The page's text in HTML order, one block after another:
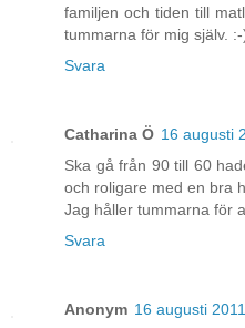
familjen och tiden till
tummarna för mig själv. :-
Svara
Catharina Ö 16 augusti
Ska gå från 90 till 60
och roligare med en bra
Jag håller tummarna för
Svara
Anonym 16 augusti